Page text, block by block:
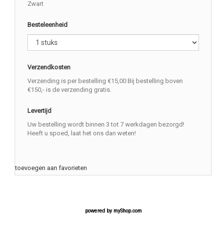
Zwart
Besteleenheid
Verzendkosten
Verzending is per bestelling €15,00 Bij bestelling boven
€150,- is de verzending gratis.
Levertijd
Uw bestelling wordt binnen 3 tot 7 werkdagen bezorgd!
Heeft u spoed, laat het ons dan weten!
toevoegen aan favorieten
powered by myShop.com